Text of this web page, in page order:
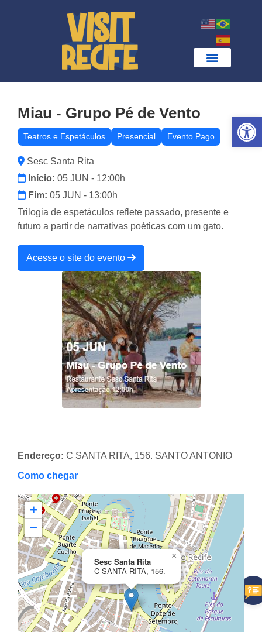
Miau - Grupo Pé de Vento
Teatros e Espetáculos Presencial Evento Pago
Sesc Santa Rita
Início: 05 JUN - 12:00h
Fim: 05 JUN - 13:00h
Trilogia de espetáculos reflete passado, presente e
futuro a partir de narrativas poéticas com um gato.
Acesse o site do evento
Endereço: C SANTA RITA, 156. SANTO ANTONIO
Como chegar
Sesc Santa Rita
C SANTA RITA, 156.
×
+
−